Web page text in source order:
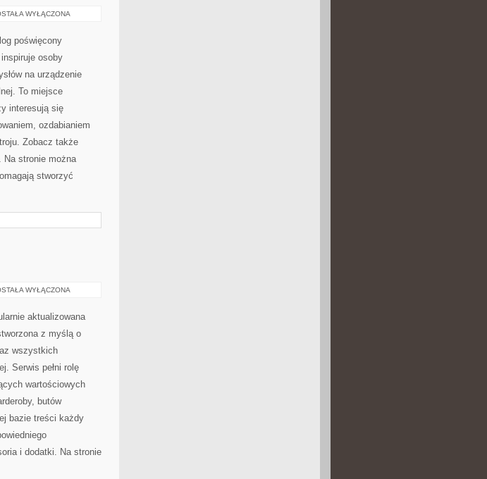
WYŁĄCZONA
poświęcony
osoby
na urządzenie
To miejsce
interesują się
ozdabianiem
Zobacz także
Na stronie można
stworzyć
WYŁĄCZONA
aktualizowana
z myślą o
wszystkich
Serwis pełni rolę
wartościowych
butów
bazie treści każdy
i dodatki. Na stronie